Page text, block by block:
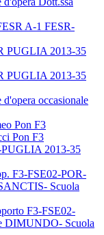
A-1 FESR-
PUGLIA 2013-35
PUGLIA 2013-35
occasionale
Pon F3
Pon F3
PUGLIA 2013-35
F3-FSE02-POR-
Scuola
F3-FSE02-
DIMUNDO- Scuola